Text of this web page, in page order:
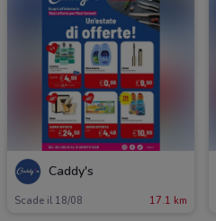
Caddy's
Scade il 18/08 17.1 km